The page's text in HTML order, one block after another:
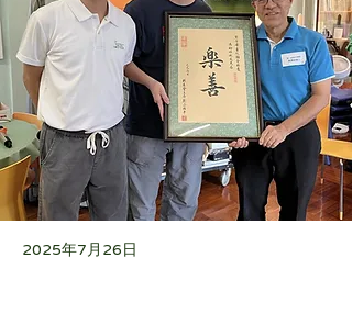
2025年7月26日